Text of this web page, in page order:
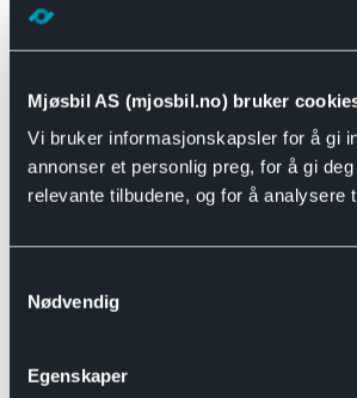
Mjøsbil AS (mjosbil.no) bruker
Vi bruker informasjonskapsler for å gi
annonser et personlig preg, for å gi
relevante tilbudene, og for å analysere
Nødvendig
Egenskaper
Motor og drivverk
Se alle Universal
Bremsedeler
Se alle Bremsedeler
Bremsenippler
Drivline og motor
Se alle Drivline og
Eksosanlegg